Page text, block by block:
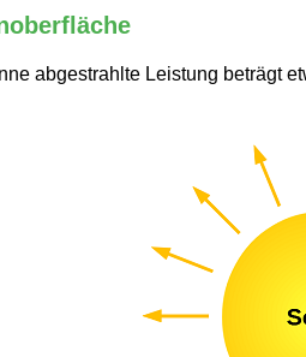
abgestrahlte Leistung beträgt